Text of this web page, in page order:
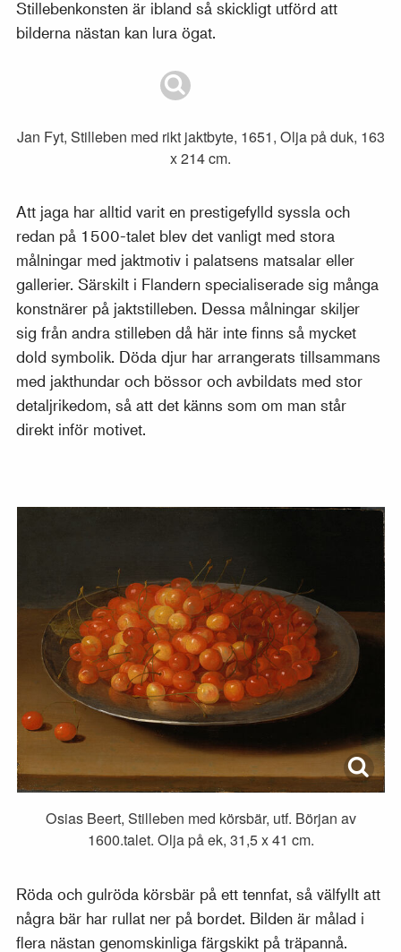
Stillebenkonsten är ibland så skickligt utförd att
bilderna nästan kan lura ögat.
Jan Fyt, Stilleben med rikt jaktbyte, 1651, Olja på duk, 163
x 214 cm.
Att jaga har alltid varit en prestigefylld syssla och
redan på 1500-talet blev det vanligt med stora
målningar med jaktmotiv i palatsens matsalar eller
gallerier. Särskilt i Flandern specialiserade sig många
konstnärer på jaktstilleben. Dessa målningar skiljer
sig från andra stilleben då här inte finns så mycket
dold symbolik. Döda djur har arrangerats tillsammans
med jakthundar och bössor och avbildats med stor
detaljrikedom, så att det känns som om man står
direkt inför motivet.
Osias Beert, Stilleben med körsbär, utf. Början av
1600.talet. Olja på ek, 31,5 x 41 cm.
Röda och gulröda körsbär på ett tennfat, så välfyllt att
några bär har rullat ner på bordet. Bilden är målad i
flera nästan genomskinliga färgskikt på träpannå.